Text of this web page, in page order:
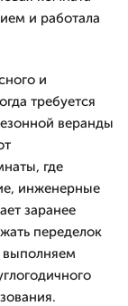
и работала
и
требуется
веранды
где
инженерные
заранее
переделок
выполняем